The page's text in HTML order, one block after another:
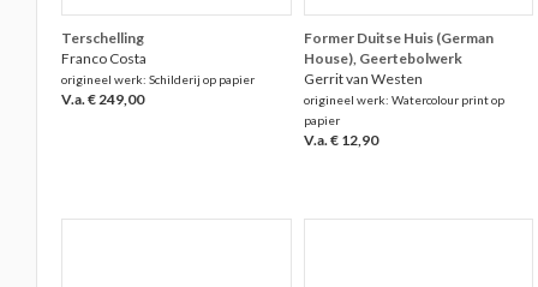
Terschelling
Franco Costa
origineel werk: Schilderij op papier
V.a. € 249,00
Former Duitse Huis (German
House), Geertebolwerk
Gerrit van Westen
origineel werk: Watercolour print op
papier
V.a. € 12,90